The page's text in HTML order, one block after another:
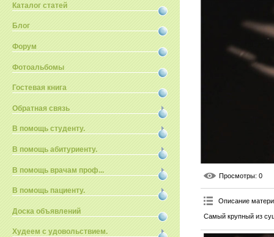
Каталог статей
Блог
Форум
Фотоальбомы
Гостевая книга
Обратная связь
В помощь студенту.
В помощь абитуриенту.
В помощь врачам проф...
В помощь пациенту.
Доска объявлений
Худеем с удовольствием.
Просмотры: 0
Описание
Самый крупный из